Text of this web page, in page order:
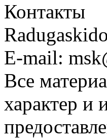
Контакты
E-mail:
Все
характер и